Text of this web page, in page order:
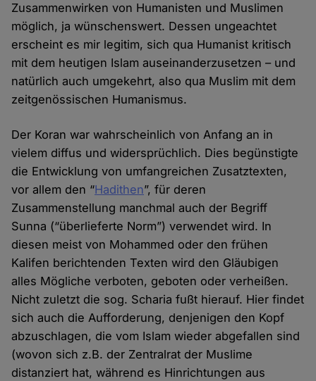
Zusammenwirken von Humanisten und Muslimen
möglich, ja wünschenswert. Dessen ungeachtet
erscheint es mir legitim, sich qua Humanist kritisch
mit dem heutigen Islam auseinanderzusetzen – und
natürlich auch umgekehrt, also qua Muslim mit dem
zeitgenössischen Humanismus.
Der Koran war wahrscheinlich von Anfang an in
vielem diffus und widersprüchlich. Dies begünstigte
die Entwicklung von umfangreichen Zusatztexten,
vor allem den “Hadithen”, für deren
Zusammenstellung manchmal auch der Begriff
Sunna (“überlieferte Norm”) verwendet wird. In
diesen meist von Mohammed oder den frühen
Kalifen berichtenden Texten wird den Gläubigen
alles Mögliche verboten, geboten oder verheißen.
Nicht zuletzt die sog. Scharia fußt hierauf. Hier findet
sich auch die Aufforderung, denjenigen den Kopf
abzuschlagen, die vom Islam wieder abgefallen sind
(wovon sich z.B. der Zentralrat der Muslime
distanziert hat, während es Hinrichtungen aus